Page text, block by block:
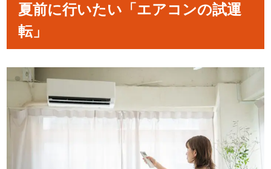
夏前に行いたい「エアコンの試運
転」